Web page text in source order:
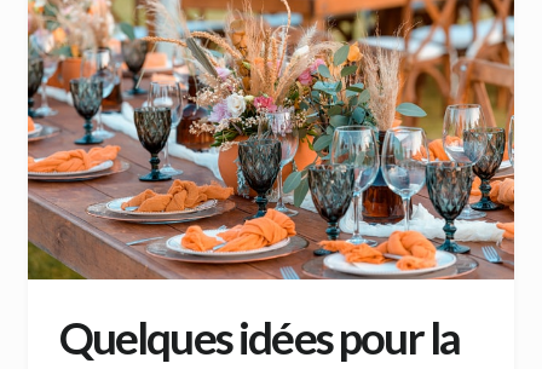
Quelques idées pour la